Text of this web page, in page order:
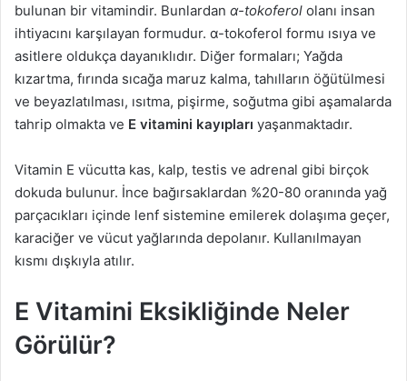
bulunan bir vitamindir. Bunlardan α-tokoferol olanı insan
ihtiyacını karşılayan formudur. α-tokoferol formu ısıya ve
asitlere oldukça dayanıklıdır. Diğer formaları; Yağda
kızartma, fırında sıcağa maruz kalma, tahılların öğütülmesi
ve beyazlatılması, ısıtma, pişirme, soğutma gibi aşamalarda
tahrip olmakta ve E vitamini kayıpları yaşanmaktadır.
Vitamin E vücutta kas, kalp, testis ve adrenal gibi birçok
dokuda bulunur. İnce bağırsaklardan %20-80 oranında yağ
parçacıkları içinde lenf sistemine emilerek dolaşıma geçer,
karaciğer ve vücut yağlarında depolanır. Kullanılmayan
kısmı dışkıyla atılır.
E Vitamini Eksikliğinde Neler
Görülür?